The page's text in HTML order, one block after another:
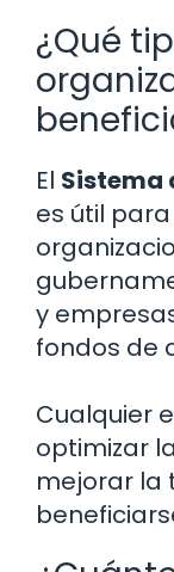
¿Qué
El Sistema
es útil
y
fondos de
Cualquier
optimizar
mejorar la